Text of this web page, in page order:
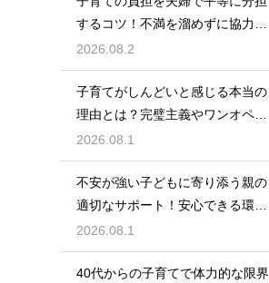
するコツ！不満を溜めずに協力し
て育児を乗り切るための上手なコ
ミュニケーション
2026.08.2
子育てがしんどいと感じる本当の
理由とは？完璧主義やワンオペの
負担を手放して自分らしく育児を
楽しむためのヒント
2026.08.1
不安が強い子どもに寄り添う親の
適切なサポート！安心できる環境
を作って自己肯定感を高め自立心
を育むための接し方
2026.08.1
40代からの子育てで体力的な限界